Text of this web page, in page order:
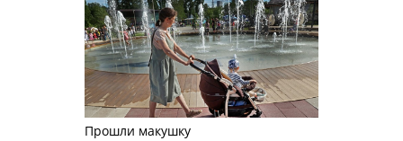
Прошли макушку